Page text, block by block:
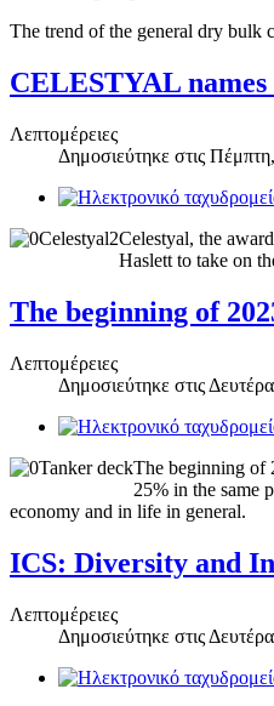
The trend of the general dry bulk
CELESTYAL
Λεπτομέρειες
Δημοσιεύτηκε στις
Celestyal, the
Haslett to take on
The beginning of
Λεπτομέρειες
Δημοσιεύτηκε στις
The beginning of
25% in the same
economy and in life in general.
ICS: Diversity and
Λεπτομέρειες
Δημοσιεύτηκε στις